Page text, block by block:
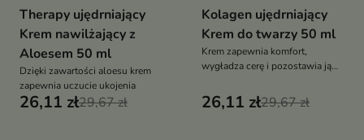
Therapy ujędrniający
Krem nawilżający z
Aloesem 50 ml
Dzięki zawartości aloesu krem
zapewnia uczucie ukojenia
26,11 zł29,67 zł
Kolagen ujędrniający
Krem do twarzy 50 ml
Krem zapewnia komfort,
wygładza cerę i pozostawia ją
odżywioną
26,11 zł29,67 zł